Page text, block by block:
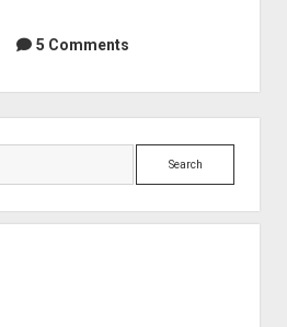
5 Comments
Search